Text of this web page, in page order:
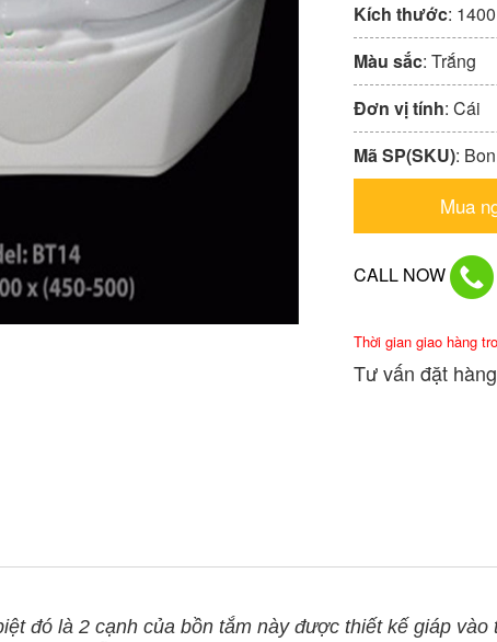
Kích thước:
Màu sắc: Trắng
Đơn vị tính: Cái
Mã SP(SKU):
Mua
CALL NOW
Thời gian giao hàng
Tư vấn đặt
là 2 cạnh của bồn tắm này được thiết kế giáp vào